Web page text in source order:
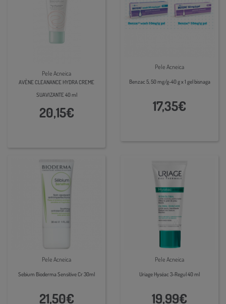
Pele Acneica
AVÈNE CLEANANCE HYDRA CREME
SUAVIZANTE 40 ml
20,15€
Pele Acneica
Benzac 5, 50 mg/g-40 g x 1 gel bisnaga
17,35€
Pele Acneica
Sebium Bioderma Sensitive Cr 30ml
21,50€
Pele Acneica
Uriage Hyséac 3-Regul 40 ml
19,99€